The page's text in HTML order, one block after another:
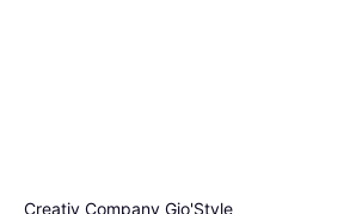
Creativ Company Gio'Style